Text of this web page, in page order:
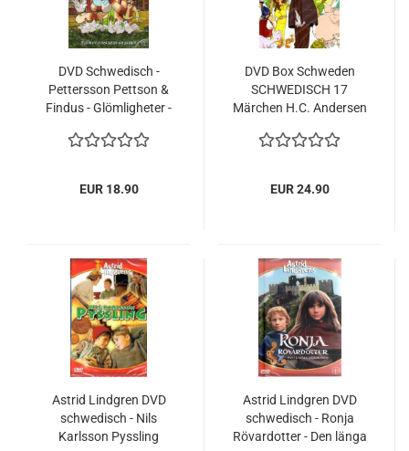
DVD Schwedisch -
Pettersson Pettson &
Findus - Glömligheter -
gebraucht
EUR 18.90
DVD Box Schweden
SCHWEDISCH 17
Märchen H.C. Andersen
EUR 24.90
Astrid Lindgren DVD
schwedisch - Nils
Karlsson Pyssling
Astrid Lindgren DVD
schwedisch - Ronja
Rövardotter - Den länga